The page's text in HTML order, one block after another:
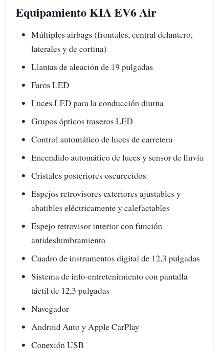
Equipamiento KIA EV6 Air
Múltiples airbags (frontales, central delantero,
laterales y de cortina)
Llantas de aleación de 19 pulgadas
Faros LED
Luces LED para la conducción diurna
Grupos ópticos traseros LED
Control automático de luces de carretera
Encendido automático de luces y sensor de lluvia
Cristales posteriores oscurecidos
Espejos retrovisores exteriores ajustables y
abatibles eléctricamente y calefactables
Espejo retrovisor interior con función
antideslumbramiento
Cuadro de instrumentos digital de 12,3 pulgadas
Sistema de info-entretenimiento con pantalla
táctil de 12,3 pulgadas
Navegador
Android Auto y Apple CarPlay
Conexión USB